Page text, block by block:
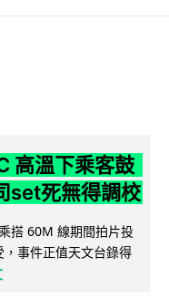
高溫下乘客鼓
set死無得調校
搭 60M 線期間拍片投
事件正值天文台錄得